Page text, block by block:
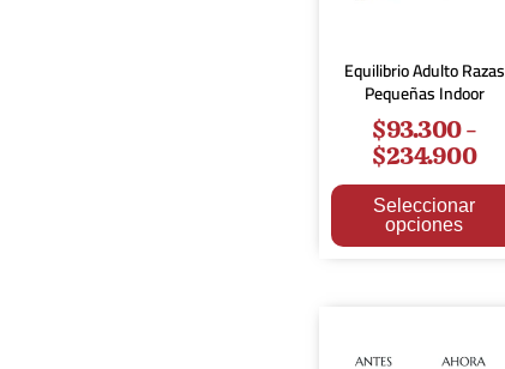
Equilibrio Adulto Razas
Pequeñas Indoor
$93.300-
$234.900
Seleccionar
opciones